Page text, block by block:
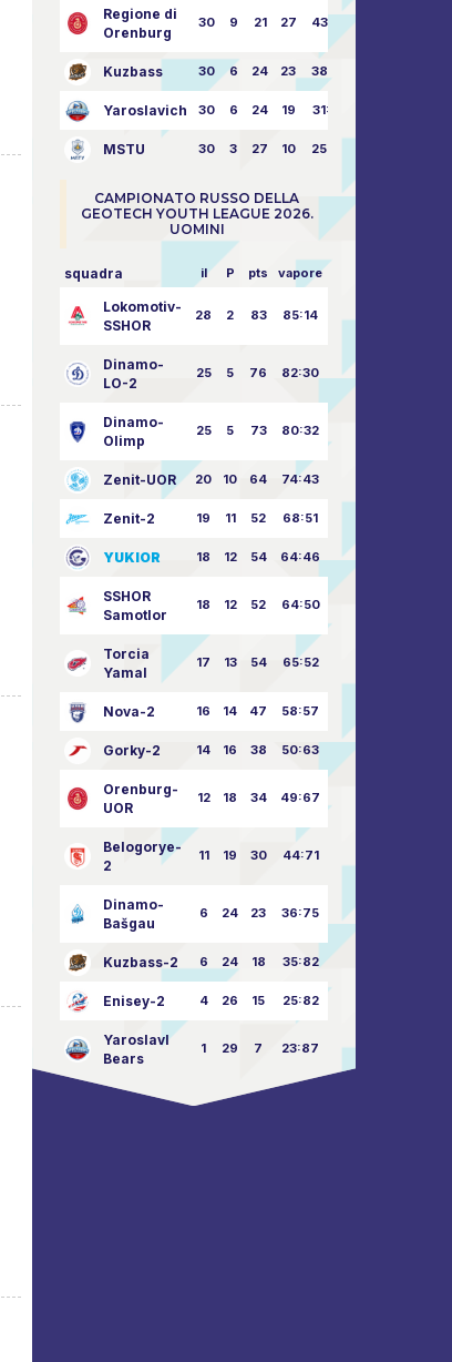
Regione di
Orenburg
30 9 21 27 43:73
Kuzbass 30 6 24 23 38:76
Yaroslavich 30 6 24 19 31:80
MSTU 30 3 27 10 25:87
CAMPIONATO RUSSO DELLA
GEOTECH YOUTH LEAGUE 2026.
UOMINI
squadra il P pts vapore
Lokomotiv-
SSHOR
28 2 83 85:14
Dinamo-
LO-2
25 5 76 82:30
Dinamo-
Olimp
25 5 73 80:32
Zenit-UOR 20 10 64 74:43
Zenit-2 19 11 52 68:51
YUKIOR 18 12 54 64:46
SSHOR
Samotlor
18 12 52 64:50
Torcia
Yamal
17 13 54 65:52
Nova-2 16 14 47 58:57
Gorky-2 14 16 38 50:63
Orenburg-
UOR
12 18 34 49:67
Belogorye-
2
11 19 30 44:71
Dinamo-
Bašgau
6 24 23 36:75
Kuzbass-2 6 24 18 35:82
Enisey-2 4 26 15 25:82
Yaroslavl
Bears
1 29 7 23:87